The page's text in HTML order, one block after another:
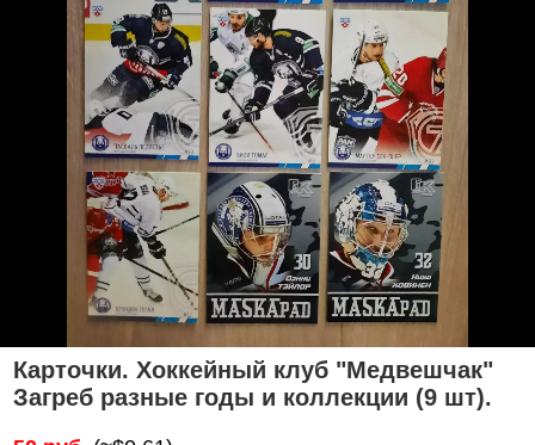
Карточки. Хоккейный клуб "Медвешчак"
Загреб разные годы и коллекции (9 шт).